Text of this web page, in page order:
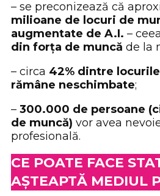
– se preconizează că
milioane de locuri de
augmentate de A.I. –
din forța de muncă de la
– circa 42% dintre
rămâne neschimbate;
– 300.000 de persoane
de muncă) vor avea
profesională.
CE POATE FACE
AȘTEAPTĂ MEDIUL